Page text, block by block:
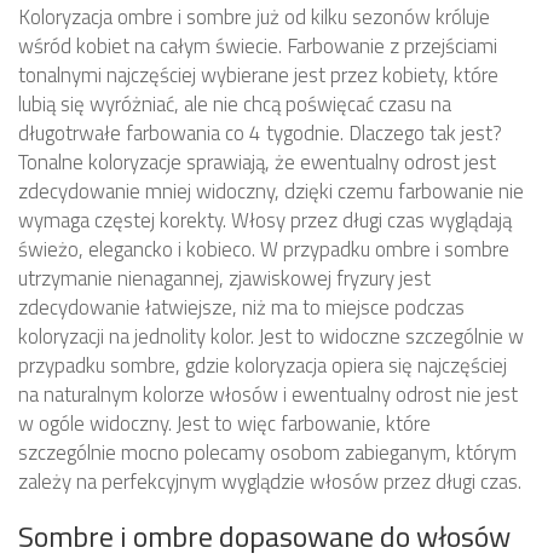
Koloryzacja ombre i sombre już od kilku sezonów króluje
wśród kobiet na całym świecie. Farbowanie z przejściami
tonalnymi najczęściej wybierane jest przez kobiety, które
lubią się wyróżniać, ale nie chcą poświęcać czasu na
długotrwałe farbowania co 4 tygodnie. Dlaczego tak jest?
Tonalne koloryzacje sprawiają, że ewentualny odrost jest
zdecydowanie mniej widoczny, dzięki czemu farbowanie nie
wymaga częstej korekty. Włosy przez długi czas wyglądają
świeżo, elegancko i kobieco. W przypadku ombre i sombre
utrzymanie nienagannej, zjawiskowej fryzury jest
zdecydowanie łatwiejsze, niż ma to miejsce podczas
koloryzacji na jednolity kolor. Jest to widoczne szczególnie w
przypadku sombre, gdzie koloryzacja opiera się najczęściej
na naturalnym kolorze włosów i ewentualny odrost nie jest
w ogóle widoczny. Jest to więc farbowanie, które
szczególnie mocno polecamy osobom zabieganym, którym
zależy na perfekcyjnym wyglądzie włosów przez długi czas.
Sombre i ombre dopasowane do włosów